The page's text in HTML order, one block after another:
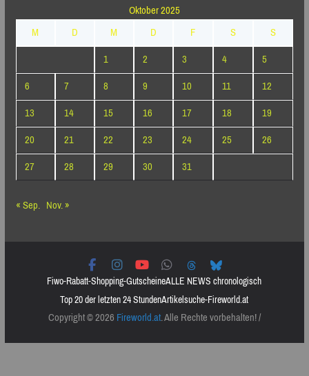
Oktober 2025
M
D M D F S
S
1
2 3 4
5
6
7 8 9 10 11
12
13
14 15 16 17 18
19
20
21 22 23 24 25
26
27
28 29 30
31
« Sep. Nov. »
Fiwo-Rabatt-Shopping-GutscheineALLE NEWS chronologisch
Top 20 der letzten 24 StundenArtikelsuche-Fireworld.at
Copyright © 2026Fireworld.at. Alle Rechte vorbehalten! /